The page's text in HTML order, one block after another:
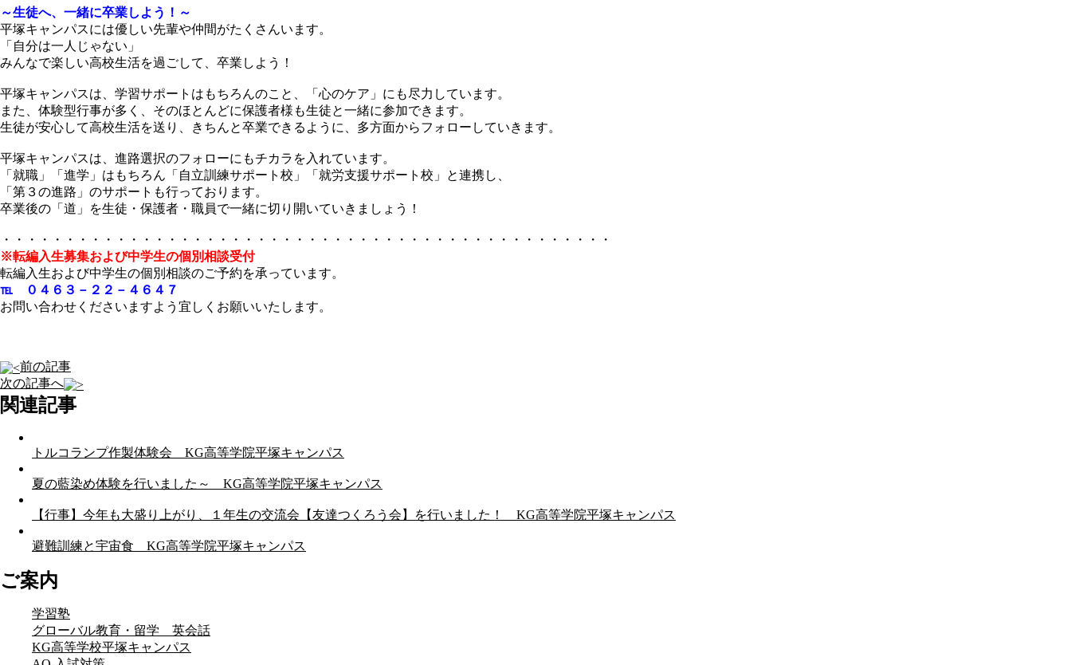
～生徒へ、一緒に卒業しよう！～
平塚キャンパスには優しい先輩や仲間がたくさんいます。
「自分は一人じゃない」
みんなで楽しい高校生活を過ごして、卒業しよう！
平塚キャンパスは、学習サポートはもちろんのこと、「心のケア」にも尽力しています。
また、体験型行事が多く、そのほとんどに保護者様も生徒と一緒に参加できます。
生徒が安心して高校生活を送り、きちんと卒業できるように、多方面からフォローしていきます。
平塚キャンパスは、進路選択のフォローにもチカラを入れています。
「就職」「進学」はもちろん「自立訓練サポート校」「就労支援サポート校」と連携し、
「第３の進路」のサポートも行っております。
卒業後の「道」を生徒・保護者・職員で一緒に切り開いていきましょう！
・・・・・・・・・・・・・・・・・・・・・・・・・・・・・・・・・・・・・・・・・・・・・・・・
※転編入生募集および中学生の個別相談受付
転編入生および中学生の個別相談のご予約を承っています。
℡ ０４６３－２２－４６４７
お問い合わせくださいますよう宜しくお願いいたします。
前の記事
次の記事へ
関連記事
トルコランプ作製体験会 KG高等学院平塚キャンパス
夏の藍染め体験を行いました～ KG高等学院平塚キャンパス
【行事】今年も大盛り上がり、１年生の交流会【友達つくろう会】を行いました！ KG高等学院平塚キャンパス
避難訓練と宇宙食 KG高等学院平塚キャンパス
ご案内
学習塾
グローバル教育・留学 英会話
KG高等学校平塚キャンパス